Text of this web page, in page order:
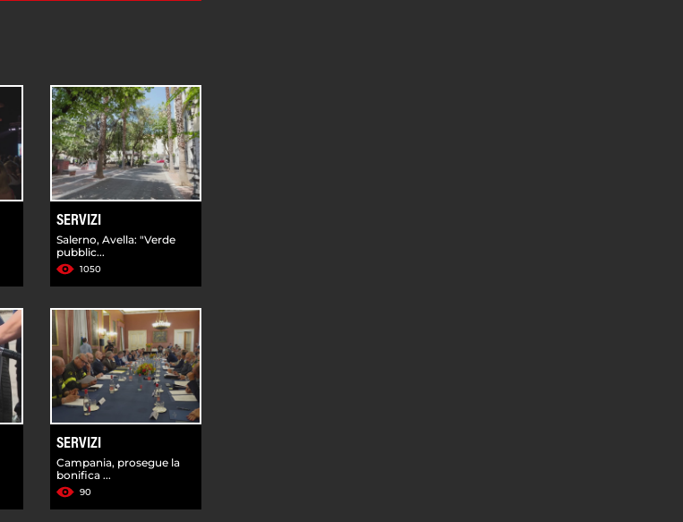
SERVIZI
Salerno, Avella: "Verde
pubblic...
1050
SERVIZI
Campania, prosegue la
bonifica ...
90